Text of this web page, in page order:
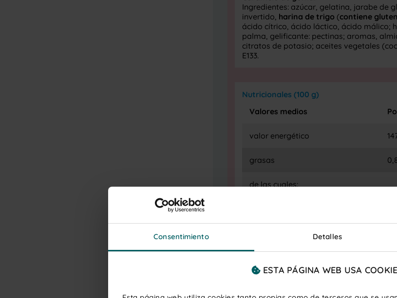
Consentimiento Detalles
ESTA PÁGINA WEB USA
Ingredientes: azúcar, gelatina, jarabe de
invertido, harina de trigo (contiene gluten
ácido cítrico, ácido láctico, ácido málico;
palma, gelificante: pectinas; aromas,
citratos de potasio; aceites vegetales
E133.
Nutricionales (100 g)
Valores medios
valor energético
grasas
de las cuales:
hidratos de carbono